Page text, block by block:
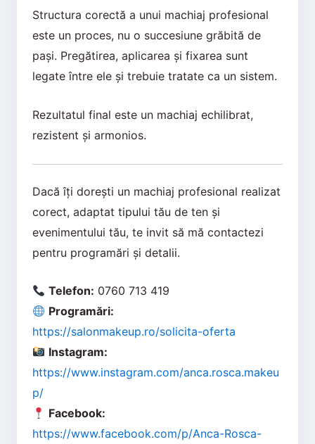
Structura corectă a unui machiaj profesional
este un proces, nu o succesiune grăbită de
pași. Pregătirea, aplicarea și fixarea sunt
legate între ele și trebuie tratate ca un sistem.
Rezultatul final este un machiaj echilibrat,
rezistent și armonios.
Dacă îți dorești un machiaj profesional realizat
corect, adaptat tipului tău de ten și
evenimentului tău, te invit să mă contactezi
pentru programări și detalii.
Telefon: 0760 713 419
Programări:
https://salonmakeup.ro/solicita-oferta
Instagram:
https://www.instagram.com/anca.rosca.makeu
p/
Facebook:
https://www.facebook.com/p/Anca-Rosca-